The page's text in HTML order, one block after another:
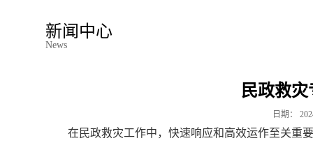
新闻中心
News
民政救
日期：
在民政救灾工作中，快速响应和高效运作至关重